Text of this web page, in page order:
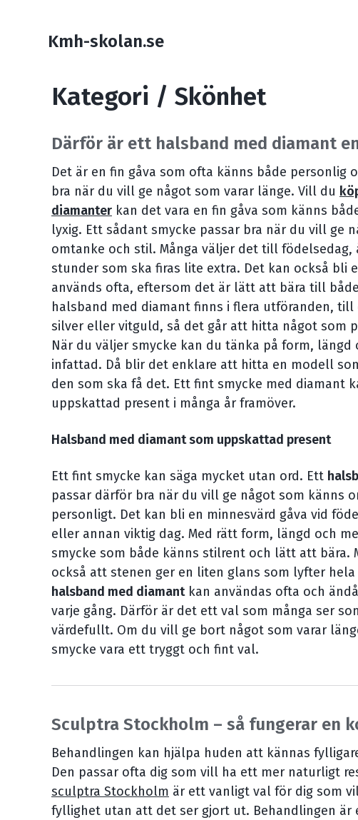
över
Kategorier
Kmh-skolan.se
Kategori / Skönhet
Därför är ett halsband med diamant
Det är en fin gåva som ofta känns både personlig
bra när du vill ge något som varar länge. Vill du
diamanter kan det vara en fin gåva som känns
lyxig. Ett sådant smycke passar bra när du vill ge
omtanke och stil. Många väljer det till födelsedag,
stunder som ska firas lite extra. Det kan också bli
används ofta, eftersom det är lätt att bära till
halsband med diamant finns i flera utföranden, till
silver eller vitguld, så det går att hitta något som
När du väljer smycke kan du tänka på form, längd
infattad. Då blir det enklare att hitta en modell
den som ska få det. Ett fint smycke med diamant
uppskattad present i många år framöver.
Halsband med diamant som uppskattad present
Ett fint smycke kan säga mycket utan ord. Ett
passar därför bra när du vill ge något som känns
personligt. Det kan bli en minnesvärd gåva vid
eller annan viktig dag. Med rätt form, längd och
smycke som både känns stilrent och lätt att bära.
också att stenen ger en liten glans som lyfter
halsband med diamantkan användas ofta och
varje gång. Därför är det ett val som många ser
värdefullt. Om du vill ge bort något som varar
smycke vara ett tryggt och fint val.
Sculptra Stockholm – så fungerar en
Behandlingen kan hjälpa huden att kännas
Den passar ofta dig som vill ha ett mer naturligt
sculptra Stockholm är ett vanligt val för dig som
fyllighet utan att det ser gjort ut. Behandlingen är